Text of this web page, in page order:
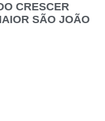
CRESCER
SÃO JOÃO